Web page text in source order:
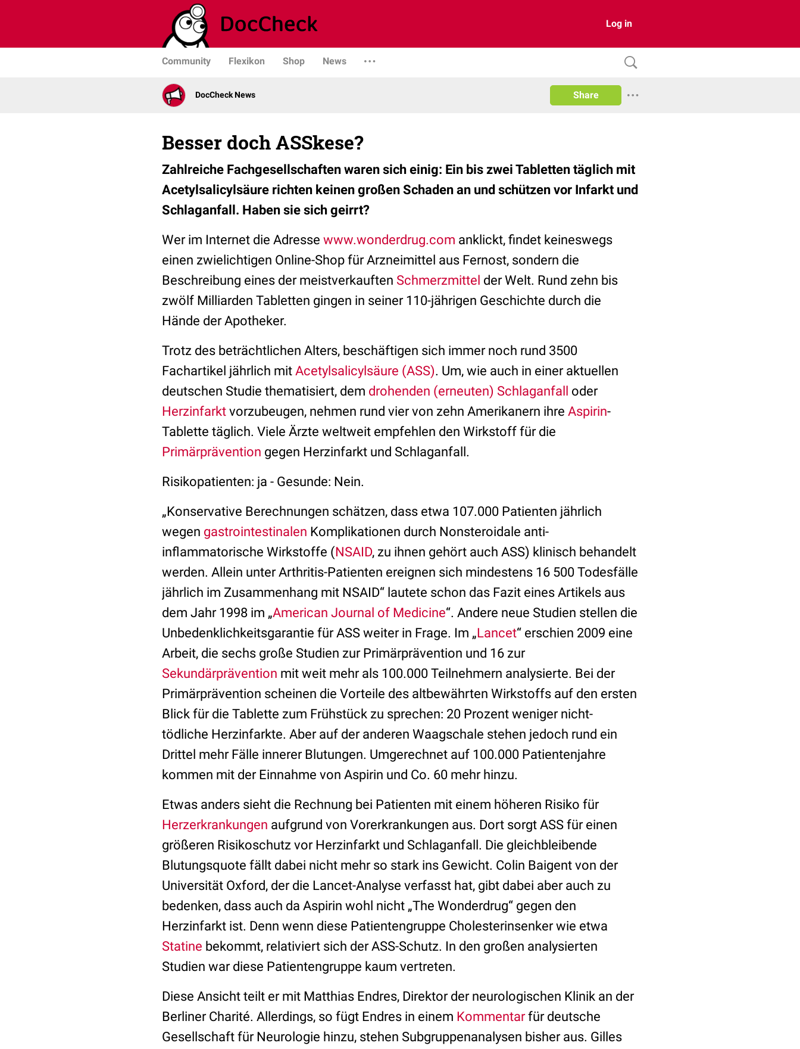
Log in
Community Flexikon Shop News
DocCheck News Share
Besser doch ASSkese?
Zahlreiche Fachgesellschaften waren sich einig: Ein bis zwei Tabletten täglich mit
Acetylsalicylsäure richten keinen großen Schaden an und schützen vor Infarkt und
Schlaganfall. Haben sie sich geirrt?
Wer im Internet die Adresse www.wonderdrug.com anklickt, findet keineswegs
einen zwielichtigen Online-Shop für Arzneimittel aus Fernost, sondern die
Beschreibung eines der meistverkauften Schmerzmittel der Welt. Rund zehn bis
zwölf Milliarden Tabletten gingen in seiner 110-jährigen Geschichte durch die
Hände der Apotheker.
Trotz des beträchtlichen Alters, beschäftigen sich immer noch rund 3500
Fachartikel jährlich mit Acetylsalicylsäure (ASS). Um, wie auch in einer aktuellen
deutschen Studie thematisiert, dem drohenden (erneuten) Schlaganfall oder
Herzinfarkt vorzubeugen, nehmen rund vier von zehn Amerikanern ihre Aspirin-
Tablette täglich. Viele Ärzte weltweit empfehlen den Wirkstoff für die
Primärprävention gegen Herzinfarkt und Schlaganfall.
Risikopatienten: ja - Gesunde: Nein.
„Konservative Berechnungen schätzen, dass etwa 107.000 Patienten jährlich
wegen gastrointestinalen Komplikationen durch Nonsteroidale anti-
inflammatorische Wirkstoffe (NSAID, zu ihnen gehört auch ASS) klinisch behandelt
werden. Allein unter Arthritis-Patienten ereignen sich mindestens 16 500 Todesfälle
jährlich im Zusammenhang mit NSAID“ lautete schon das Fazit eines Artikels aus
dem Jahr 1998 im „American Journal of Medicine“. Andere neue Studien stellen die
Unbedenklichkeitsgarantie für ASS weiter in Frage. Im „Lancet“ erschien 2009 eine
Arbeit, die sechs große Studien zur Primärprävention und 16 zur
Sekundärprävention mit weit mehr als 100.000 Teilnehmern analysierte. Bei der
Primärprävention scheinen die Vorteile des altbewährten Wirkstoffs auf den ersten
Blick für die Tablette zum Frühstück zu sprechen: 20 Prozent weniger nicht-
tödliche Herzinfarkte. Aber auf der anderen Waagschale stehen jedoch rund ein
Drittel mehr Fälle innerer Blutungen. Umgerechnet auf 100.000 Patientenjahre
kommen mit der Einnahme von Aspirin und Co. 60 mehr hinzu.
Etwas anders sieht die Rechnung bei Patienten mit einem höheren Risiko für
Herzerkrankungen aufgrund von Vorerkrankungen aus. Dort sorgt ASS für einen
größeren Risikoschutz vor Herzinfarkt und Schlaganfall. Die gleichbleibende
Blutungsquote fällt dabei nicht mehr so stark ins Gewicht. Colin Baigent von der
Universität Oxford, der die Lancet-Analyse verfasst hat, gibt dabei aber auch zu
bedenken, dass auch da Aspirin wohl nicht „The Wonderdrug“ gegen den
Herzinfarkt ist. Denn wenn diese Patientengruppe Cholesterinsenker wie etwa
Statine bekommt, relativiert sich der ASS-Schutz. In den großen analysierten
Studien war diese Patientengruppe kaum vertreten.
Diese Ansicht teilt er mit Matthias Endres, Direktor der neurologischen Klinik an der
Berliner Charité. Allerdings, so fügt Endres in einem Kommentarfür deutsche
Gesellschaft für Neurologie hinzu, stehen Subgruppenanalysen bisher aus. Gilles